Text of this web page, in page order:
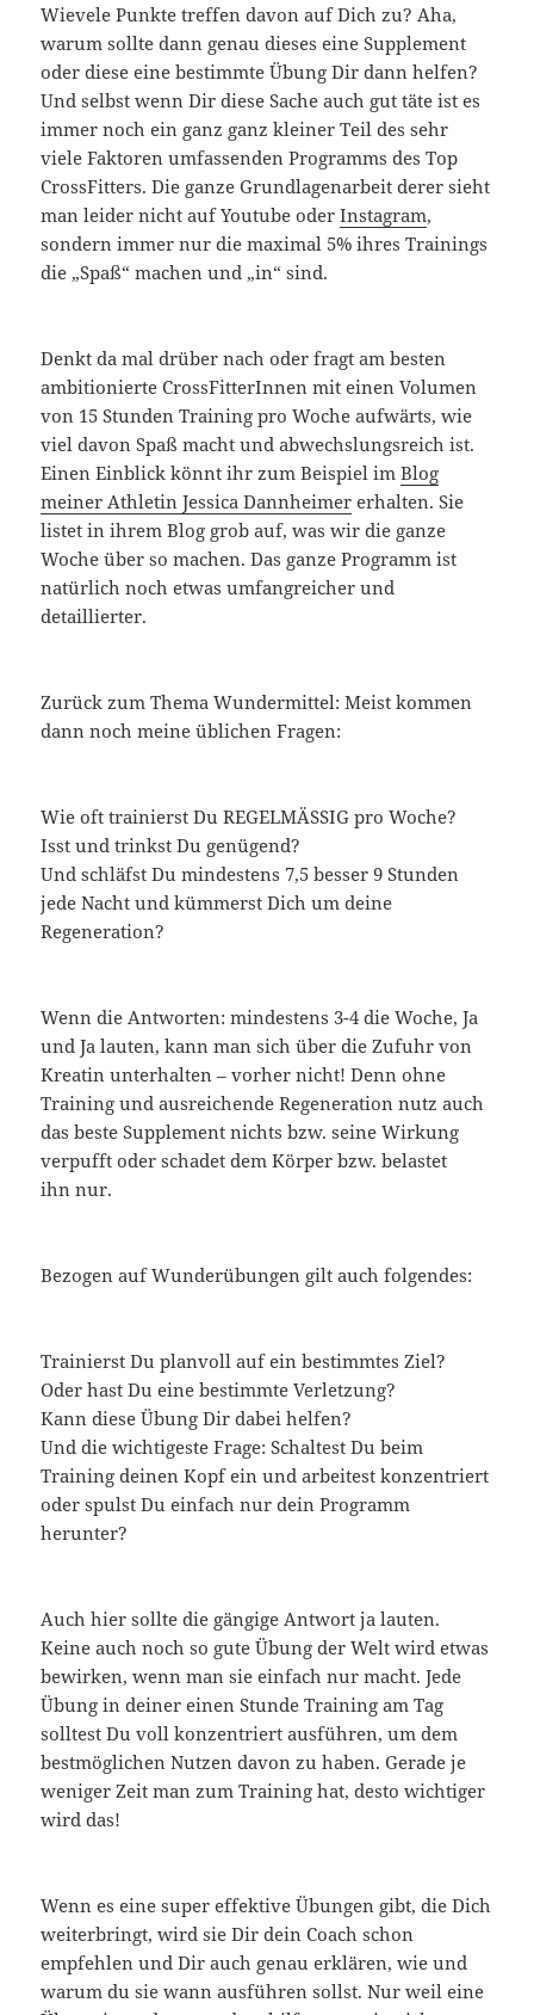
Wievele Punkte treffen davon auf Dich zu? Aha,
warum sollte dann genau dieses eine Supplement
oder diese eine bestimmte Übung Dir dann helfen?
Und selbst wenn Dir diese Sache auch gut täte ist es
immer noch ein ganz ganz kleiner Teil des sehr
viele Faktoren umfassenden Programms des Top
CrossFitters. Die ganze Grundlagenarbeit derer sieht
man leider nicht auf Youtube oderInstagram,
sondern immer nur die maximal 5% ihres Trainings
die „Spaß“ machen und „in“ sind.
Denkt da mal drüber nach oder fragt am besten
ambitionierte CrossFitterInnen mit einen Volumen
von 15 Stunden Training pro Woche aufwärts, wie
viel davon Spaß macht und abwechslungsreich ist.
Einen Einblick könnt ihr zum Beispiel imBlog
meiner Athletin Jessica Dannheimer erhalten. Sie
listet in ihrem Blog grob auf, was wir die ganze
Woche über so machen. Das ganze Programm ist
natürlich noch etwas umfangreicher und
detaillierter.
Zurück zum Thema Wundermittel: Meist kommen
dann noch meine üblichen Fragen:
Wie oft trainierst Du REGELMÄSSIG pro Woche?
Isst und trinkst Du genügend?
Und schläfst Du mindestens 7,5 besser 9 Stunden
jede Nacht und kümmerst Dich um deine
Regeneration?
Wenn die Antworten: mindestens 3-4 die Woche, Ja
und Ja lauten, kann man sich über die Zufuhr von
Kreatin unterhalten – vorher nicht! Denn ohne
Training und ausreichende Regeneration nutz auch
das beste Supplement nichts bzw. seine Wirkung
verpufft oder schadet dem Körper bzw. belastet
ihn nur.
Bezogen auf Wunderübungen gilt auch folgendes:
Trainierst Du planvoll auf ein bestimmtes Ziel?
Oder hast Du eine bestimmte Verletzung?
Kann diese Übung Dir dabei helfen?
Und die wichtigeste Frage: Schaltest Du beim
Training deinen Kopf ein und arbeitest konzentriert
oder spulst Du einfach nur dein Programm
herunter?
Auch hier sollte die gängige Antwort ja lauten.
Keine auch noch so gute Übung der Welt wird etwas
bewirken, wenn man sie einfach nur macht. Jede
Übung in deiner einen Stunde Training am Tag
solltest Du voll konzentriert ausführen, um dem
bestmöglichen Nutzen davon zu haben. Gerade je
weniger Zeit man zum Training hat, desto wichtiger
wird das!
Wenn es eine super effektive Übungen gibt, die Dich
weiterbringt, wird sie Dir dein Coach schon
empfehlen und Dir auch genau erklären, wie und
warum du sie wann ausführen sollst. Nur weil eine